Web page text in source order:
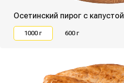
Осетинский пирог с капустой
1000 г 600 г